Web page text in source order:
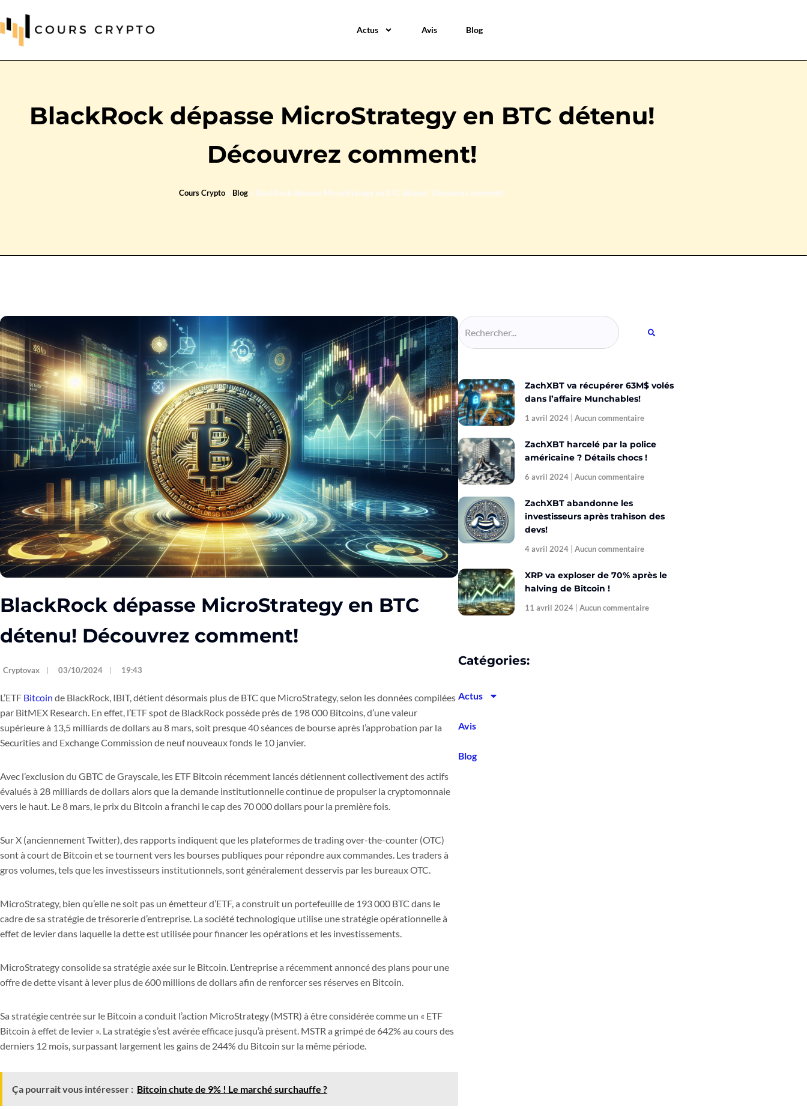
Actus Avis Blog
BlackRock dépasse MicroStrategy en BTC détenu!
Découvrez comment!
Cours Crypto » Blog » BlackRock dépasse MicroStrategy en BTC détenu! Découvrez comment!
BlackRock dépasse MicroStrategy en BTC
détenu! Découvrez comment!
Cryptovax 03/10/2024 19:43
L’ETF Bitcoin de BlackRock, IBIT, détient désormais plus de BTC que MicroStrategy, selon les données compilées
par BitMEX Research. En effet, l’ETF spot de BlackRock possède près de 198 000 Bitcoins, d’une valeur
supérieure à 13,5 milliards de dollars au 8 mars, soit presque 40 séances de bourse après l’approbation par la
Securities and Exchange Commission de neuf nouveaux fonds le 10 janvier.
Avec l’exclusion du GBTC de Grayscale, les ETF Bitcoin récemment lancés détiennent collectivement des actifs
évalués à 28 milliards de dollars alors que la demande institutionnelle continue de propulser la cryptomonnaie
vers le haut. Le 8 mars, le prix du Bitcoin a franchi le cap des 70 000 dollars pour la première fois.
Sur X (anciennement Twitter), des rapports indiquent que les plateformes de trading over-the-counter (OTC)
sont à court de Bitcoin et se tournent vers les bourses publiques pour répondre aux commandes. Les traders à
gros volumes, tels que les investisseurs institutionnels, sont généralement desservis par les bureaux OTC.
MicroStrategy, bien qu’elle ne soit pas un émetteur d’ETF, a construit un portefeuille de 193 000 BTC dans le
cadre de sa stratégie de trésorerie d’entreprise. La société technologique utilise une stratégie opérationnelle à
effet de levier dans laquelle la dette est utilisée pour financer les opérations et les investissements.
MicroStrategy consolide sa stratégie axée sur le Bitcoin. L’entreprise a récemment annoncé des plans pour une
offre de dette visant à lever plus de 600 millions de dollars afin de renforcer ses réserves en Bitcoin.
Sa stratégie centrée sur le Bitcoin a conduit l’action MicroStrategy (MSTR) à être considérée comme un « ETF
Bitcoin à effet de levier ». La stratégie s’est avérée efficace jusqu’à présent. MSTR a grimpé de 642% au cours des
derniers 12 mois, surpassant largement les gains de 244% du Bitcoin sur la même période.
Ça pourrait vous intéresser : Bitcoin chute de 9% ! Le marché surchauffe ?
ZachXBT va récupérer 63M$ volés
dans l’affaire Munchables!
1 avril 2024 Aucun commentaire
ZachXBT harcelé par la police
américaine ? Détails chocs !
6 avril 2024 Aucun commentaire
ZachXBT abandonne les
investisseurs après trahison des
devs!
4 avril 2024 Aucun commentaire
XRP va exploser de 70% après le
halving de Bitcoin !
11 avril 2024 Aucun commentaire
Catégories:
Actus
Avis
Blog